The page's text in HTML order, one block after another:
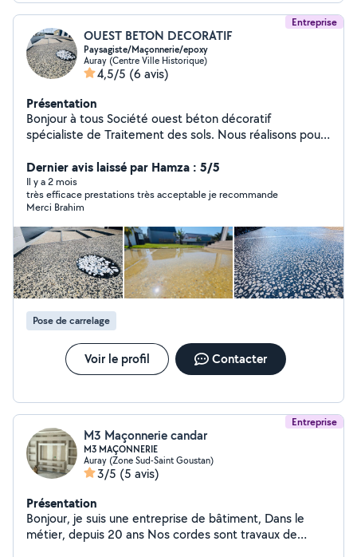
Entreprise
OUEST BETON DECORATIF
Paysagiste/Maçonnerie/epoxy
Auray (Centre Ville Historique)
4,5/5 (6 avis)
Présentation
Bonjour à tous Société ouest béton décoratif
spécialiste de Traitement des sols. Nous réalisons pour
dalles ,Nos interventions permettent la préparation des
sols, de régler des problêmes de niveau, d'effectuer des
travaux décoratifs sur sols . -Béton désactivé (collage
ou réparation de béton désactivé raté..) -Béton
bouchardé ou érodé -beton ciré -terrazzo sol -
moquette de pierre -sol paillete en résine -Polissage de
béton -pavages -mettre à niveau votre ancienne dalle.
pous plus connaître ce qui nous en fait. Pour plus des
renseignements, hésitez pas à nous contacter Merci
Dernier avis laissé par Hamza : 5/5
Il y a 2 mois
très efficace prestations très acceptable je recommande
Merci Brahim
Pose de carrelage
Voir le profil Contacter
Entreprise
M3 Maçonnerie candar
M3 MAÇONNERIE
Auray (Zone Sud-Saint Goustan)
3/5 (5 avis)
Présentation
Bonjour, je suis une entreprise de bâtiment, Dans le
métier, depuis 20 ans Nos cordes sont travaux de